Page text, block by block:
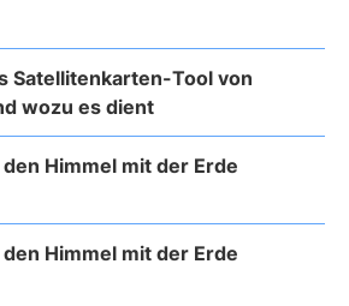
Satellitenkarten-Tool von
wozu es dient
Himmel mit der Erde
Himmel mit der Erde